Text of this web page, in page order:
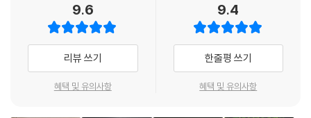
하는 자녀들은 갈등이 심각해지고 있음을 무의식중에 느끼고 불안해할 수
밖에 없다. 가정을 유지하기 위한 최소한의 에너지가 있는데, 부모에게서
이마저도 느껴지지 않으면 가족이라는 유기체를 유지하는 생명의 불꽃이
사그라질 수도 있다는 공포에 사로잡히게 된다. --- p. 207
오늘날 우리가 받아들이는 신화 속 이야기는 저마다에게 서로 다른 말을
이다. 책장 속에 손을 파묻고 멍하니 세상을 바라보게 만드는 매력. 『퇴근
길 인문학 수업』은 그동안 속도를 중시해온 사람들에게 ‘생각하는 책 읽
기’를 유도한다.
인문학과 실제 내 삶이 맞닿은 지점,
9.6
리뷰 쓰기
혜택 및 유의사항
9.4
한줄평 쓰기
혜택 및 유의사항